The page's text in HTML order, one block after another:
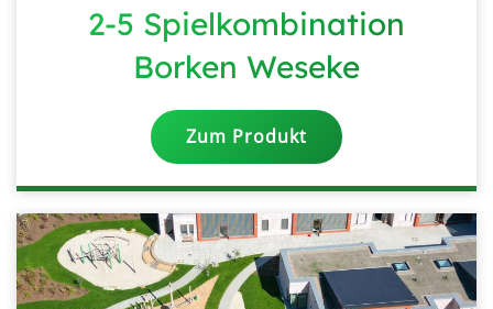
2-5 Spielkombination
Borken Weseke
Zum Produkt